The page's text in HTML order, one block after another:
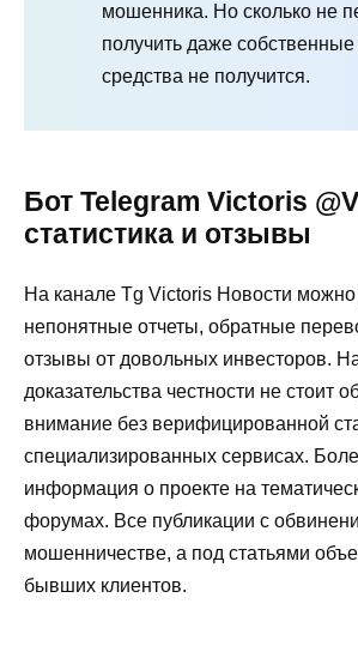
мошенника. Но сколько не
получить даже
средства не получится.
Бот Telegram Victoris
статистика и отзывы
На канале Tg Victoris Новости можно
непонятные отчеты, обратные
отзывы от довольных инвесторов.
доказательства честности не стоит
внимание без верифицированной
специализированных сервисах.
информация о проекте на
форумах. Все публикации с
мошенничестве, а под статьями
бывших клиентов.